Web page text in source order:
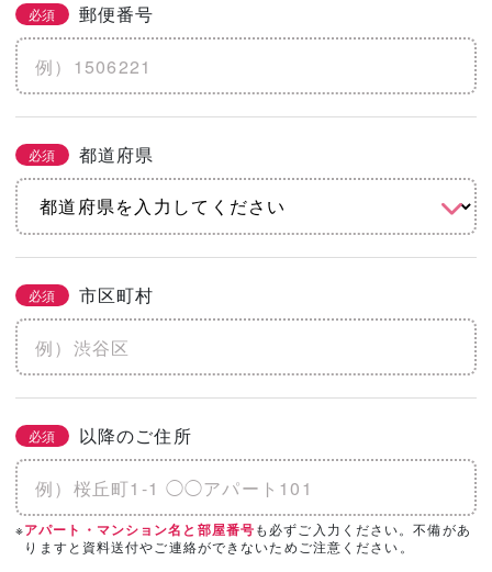
必須 郵便番号
必須 都道府県
必須 市区町村
必須 以降のご住所
※アパート・マンション名と部屋番号も必ずご入力ください。不備があ
りますと資料送付やご連絡ができないためご注意ください。